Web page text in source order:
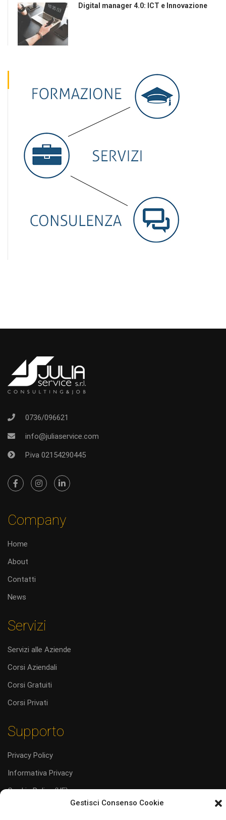
Gestisci Consenso Cookie
Digital manager 4.0: ICT e Innovazione
0736/096621
info@juliaservice.com
P.iva 02154290445
Company
Home
About
Contatti
News
Servizi
Servizi alle Aziende
Corsi Aziendali
Corsi Gratuiti
Corsi Privati
Supporto
Privacy Policy
Informativa Privacy
Cookie Policy (UE)